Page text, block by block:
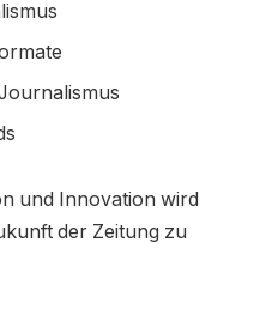
und Innovation wird
der Zeitung zu